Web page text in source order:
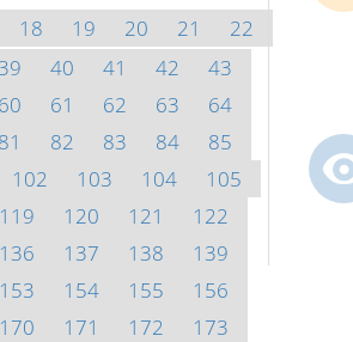
18 19 20 21
22
39 40 41 42
43
60 61 62 63
64
81 82 83 84
85
102 103 104
105
119 120 121
122
136 137 138
139
153 154 155
156
170 171 172
173